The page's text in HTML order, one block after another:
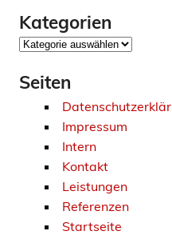
Kategorien
Kategorien
Seiten
Impressum
Intern
Kontakt
Leistungen
Referenzen
Startseite